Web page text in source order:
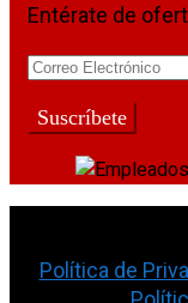
Entérate de
Política de